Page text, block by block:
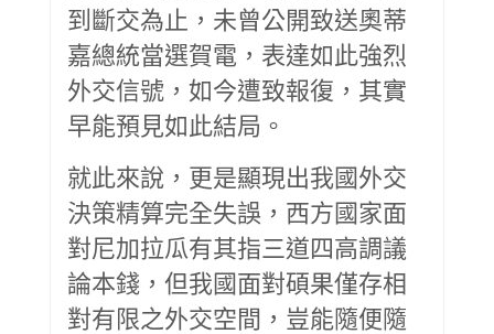
到斷交為止，未曾公開致送奧蒂
嘉總統當選賀電，表達如此強烈
外交信號，如今遭致報復，其實
早能預見如此結局。
就此來說，更是顯現出我國外交
決策精算完全失誤，西方國家面
對尼加拉瓜有其指三道四高調議
論本錢，但我國面對碩果僅存相
對有限之外交空間，豈能隨便隨